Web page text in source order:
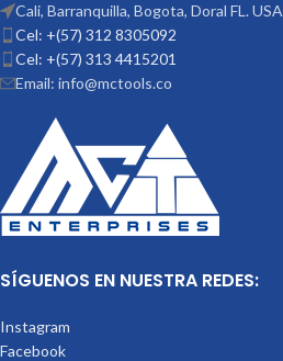
Cali, Barranquilla, Bogota, Doral FL. USA
Cel: +(57) 312 8305092
Cel: +(57) 313 4415201
Email: info@mctools.co
SÍGUENOS EN NUESTRA REDES:
Instagram
Facebook